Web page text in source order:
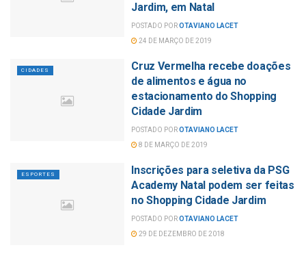
Jardim, em Natal
POSTADO POROTAVIANO LACET
24 DE MARÇO DE 2019
CIDADES
Cruz Vermelha recebe doações
de alimentos e água no
estacionamento do Shopping
Cidade Jardim
POSTADO POROTAVIANO LACET
8 DE MARÇO DE 2019
ESPORTES
Inscrições para seletiva da PSG
Academy Natal podem ser feitas
no Shopping Cidade Jardim
POSTADO POROTAVIANO LACET
29 DE DEZEMBRO DE 2018